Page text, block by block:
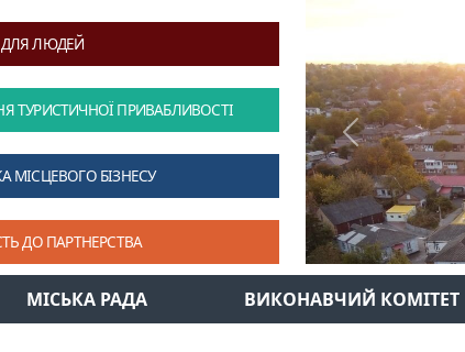
ЛЮДЕЙ
ТУРИСТИЧНОЇ ПРИВАБЛИВОСТІ
МІСЦЕВОГО БІЗНЕСУ
ДО ПАРТНЕРСТВА
Previous
МІСЬКА РАДА ВИКОНАВЧИЙ КОМІТЕТ